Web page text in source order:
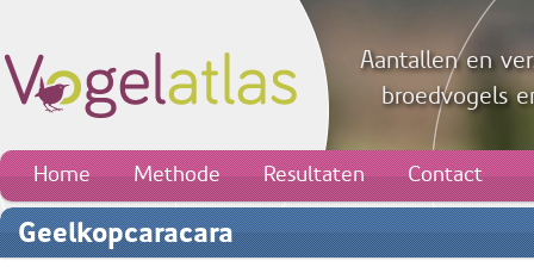
Aantallen en
broedvogels
Home Methode Resultaten Contact
Geelkopcaracara